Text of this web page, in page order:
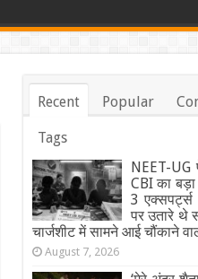
Recent Popular
Tags
NEET-UG
CBI का
3 एक्सपर्ट्स
पर उतारे थे
चार्जशीट में सामने आई चौंकाने
August 7, 2026